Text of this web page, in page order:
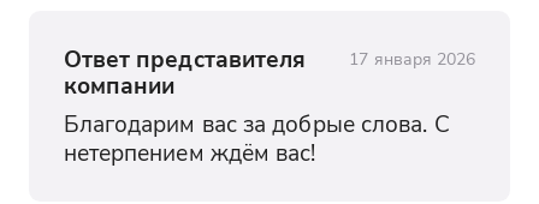
Ответ представителя
компании
17 января 2026
Благодарим вас за добрые слова. С
нетерпением ждём вас!